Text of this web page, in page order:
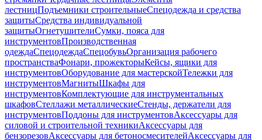
лестницПодъемники строительныеСпецодежда и средства
защитыСредства индивидуальной
защитыОгнетушителиСумки, пояса для
инструментовПроизводственная
одеждаСпецодеждаСпецобувьОрганизация рабочего
пространстваФонари, прожекторыКейсы, ящики для
инструментовОборудование для мастерскойТележки для
инструментовМагнитыШкафы для
инструментовКомплектующие для инструментальных
шкафовСтеллажи металлическиеСтенды, держатели для
инструментовПоддоны для инструментовАксессуары для
силовой и строительной техникиАксессуары для
бензорезовАксессуары для бетоносмесителейАксессуары для